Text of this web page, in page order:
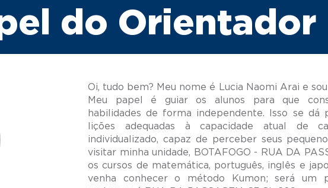
do Orientador
Oi, tudo bem? Meu nome é Lucia Naomi Arai e
Meu papel é guiar os alunos para que
habilidades de forma independente. Isso se dá
lições adequadas à capacidade atual de
individualizado, capaz de perceber seus
visitar minha unidade, BOTAFOGO - RUA DA
os cursos de matemática, português, inglês e
venha conhecer o método Kumon; será um